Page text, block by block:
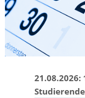
21.08.2026:
Studierende